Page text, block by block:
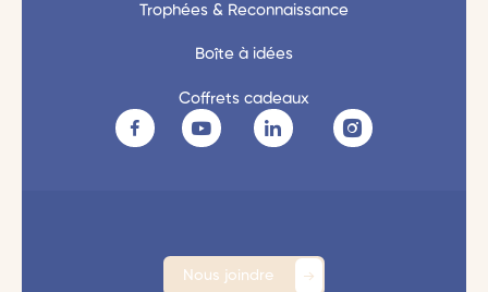
Trophées & Reconnaissance
Boîte à idées
Coffrets cadeaux
Nous joindre